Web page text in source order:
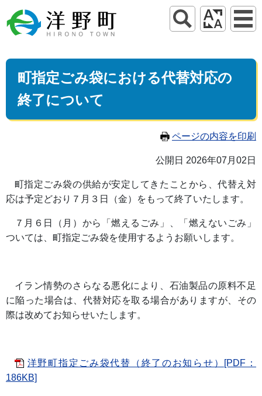
町指定ごみ袋における代替対応の
終了について
ページの内容を印刷
公開日 2026年07月02日
町指定ごみ袋の供給が安定してきたことから、代替え対
応は予定どおり７月３日（金）をもって終了いたします。
７月６日（月）から「燃えるごみ」、「燃えないごみ」
ついては、町指定ごみ袋を使用するようお願いします。
イラン情勢のさらなる悪化により、石油製品の原料不足
に陥った場合は、代替対応を取る場合がありますが、その
際は改めてお知らせいたします。
洋野町指定ごみ袋代替（終了のお知らせ）[PDF：
186KB]